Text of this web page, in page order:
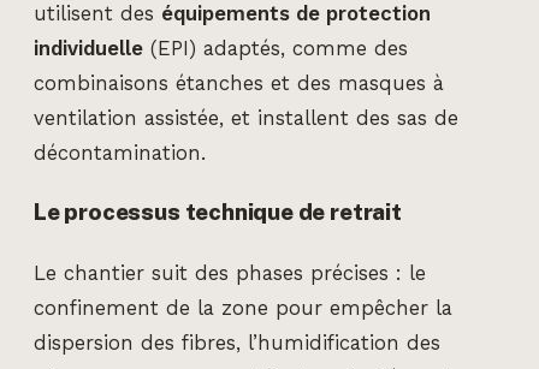
utilisent des équipements de protection
individuelle (EPI) adaptés, comme des
combinaisons étanches et des masques à
ventilation assistée, et installent des sas de
décontamination.
Le processus technique de retrait
Le chantier suit des phases précises : le
confinement de la zone pour empêcher la
dispersion des fibres, l’humidification des